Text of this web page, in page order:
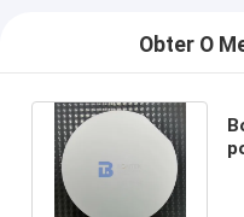
Obter O